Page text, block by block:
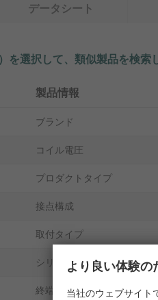
データシート
を選択して、類似製品を検索
製品情報
ブランド
コイル電圧
プロダクトタイプ
接点構成
取付タイプ
シリーズ
終端処理
より良い体験
当社のウェブサイト